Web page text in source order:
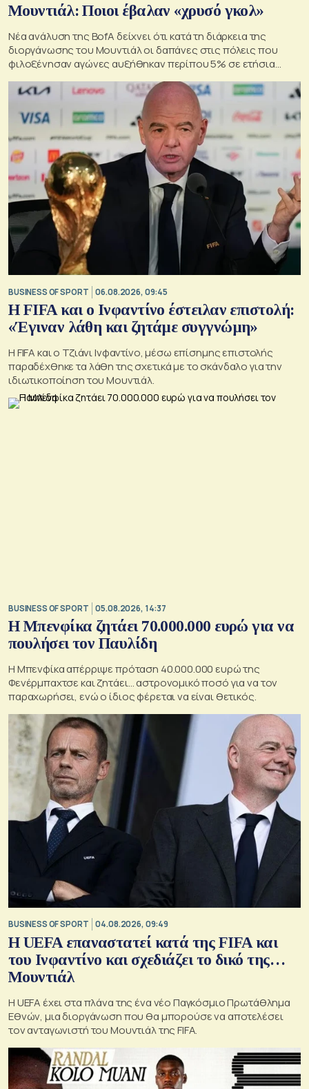
Μουντιάλ: Ποιοι έβαλαν «χρυσό γκολ»
Νέα ανάλυση της BofA δείχνει ότι κατά τη διάρκεια της
διοργάνωσης του Μουντιάλ οι δαπάνες στις πόλεις που
φιλοξένησαν αγώνες αυξήθηκαν περίπου 5% σε ετήσια
βάση
BUSINESS OF SPORT 06.08.2026, 09:45
Η FIFA και ο Ινφαντίνο έστειλαν επιστολή:
«Έγιναν λάθη και ζητάμε συγγνώμη»
Η FIFA και ο Τζιάνι Ινφαντίνο, μέσω επίσημης επιστολής
παραδέχθηκε τα λάθη της σχετικά με το σκάνδαλο για την
ιδιωτικοποίηση του Μουντιάλ.
BUSINESS OF SPORT 05.08.2026, 14:37
Η Μπενφίκα ζητάει 70.000.000 ευρώ για να
πουλήσει τον Παυλίδη
Η Μπενφίκα απέρριψε πρόταση 40.000.000 ευρώ της
Φενέρμπαχτσε και ζητάει… αστρονομικό ποσό για να τον
παραχωρήσει, ενώ ο ίδιος φέρεται να είναι θετικός.
BUSINESS OF SPORT 04.08.2026, 09:49
Η UEFA επαναστατεί κατά της FIFA και
του Ινφαντίνο και σχεδιάζει το δικό της…
Μουντιάλ
Η UEFA έχει στα πλάνα της ένα νέο Παγκόσμιο Πρωτάθλημα
Εθνών, μια διοργάνωση που θα μπορούσε να αποτελέσει
τον ανταγωνιστή του Μουντιάλ της FIFA.